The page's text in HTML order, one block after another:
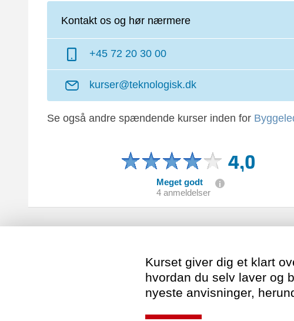
Kontakt os og hør nærmere
+45 72 20 30 00
kurser@teknologisk.dk
Se også andre spændende kurser inden for
4,0
Meget godt
4 anmeldelser
Kurset giver dig et klart
hvordan du selv laver og
nyeste anvisninger,